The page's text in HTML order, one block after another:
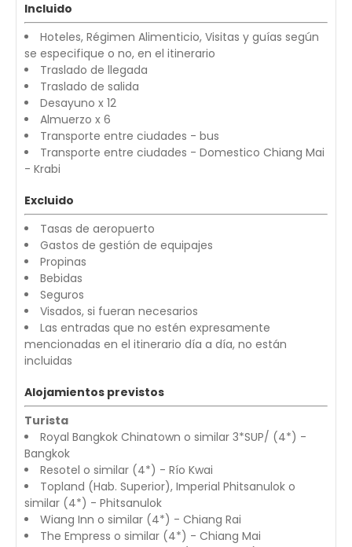
Incluido
Hoteles, Régimen Alimenticio, Visitas y guías según
se especifique o no, en el itinerario
Traslado de llegada
Traslado de salida
Desayuno x 12
Almuerzo x 6
Transporte entre ciudades - bus
Transporte entre ciudades - Domestico Chiang Mai
- Krabi
Excluido
Tasas de aeropuerto
Gastos de gestión de equipajes
Propinas
Bebidas
Seguros
Visados, si fueran necesarios
Las entradas que no estén expresamente
mencionadas en el itinerario día a día, no están
incluidas
Alojamientos previstos
Turista
Royal Bangkok Chinatown o similar 3*SUP/ (4*) -
Bangkok
Resotel o similar (4*) - Río Kwai
Topland (Hab. Superior), Imperial Phitsanulok o
similar (4*) - Phitsanulok
Wiang Inn o similar (4*) - Chiang Rai
The Empress o similar (4*) - Chiang Mai